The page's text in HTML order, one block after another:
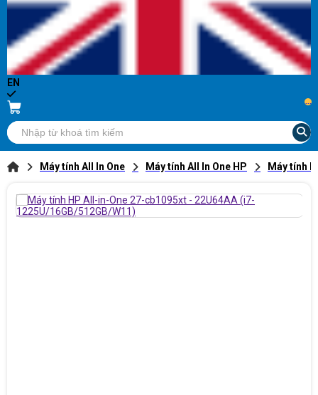
EN
...
Máy tính All In One Máy tính All In One HP Máy tính